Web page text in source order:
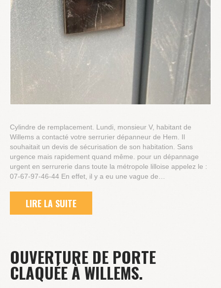
Cylindre de remplacement. Lundi, monsieur V, habitant de
Willems a contacté votre serrurier dépanneur de Hem. Il
souhaitait un devis de sécurisation de son habitation. Sans
urgence mais rapidement quand même. pour un dépannage
urgent en serrurerie dans toute la métropole lilloise appelez le :
07-67-97-46-44 En effet, il y a eu une vague de…
LIRE LA SUITE
OUVERTURE DE PORTE
CLAQUÉE À WILLEMS.